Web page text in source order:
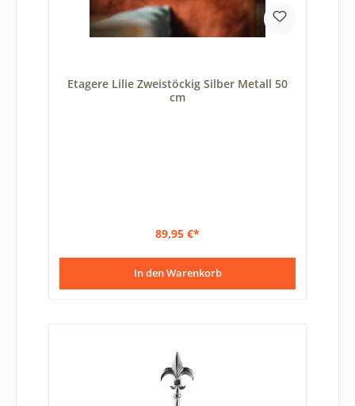
Etagere Lilie Zweistöckig Silber Metall 50
cm
89,95 €*
In den Warenkorb